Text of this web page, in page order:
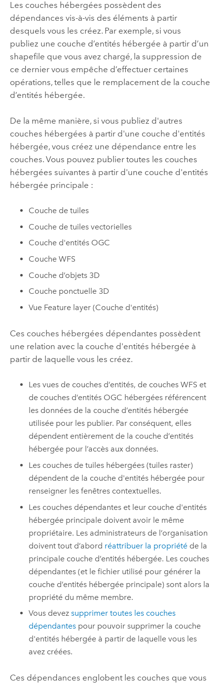
Les couches hébergées possèdent des
dépendances vis-à-vis des éléments à partir
desquels vous les créez. Par exemple, si vous
publiez une couche d’entités hébergée à partir d’un
shapefile que vous avez chargé, la suppression de
ce dernier vous empêche d’effectuer certaines
opérations, telles que le remplacement de la couche
d’entités hébergée.
De la même manière, si vous publiez d'autres
couches hébergées à partir d'une couche d'entités
hébergée, vous créez une dépendance entre les
couches. Vous pouvez publier toutes les couches
hébergées suivantes à partir d'une couche d'entités
hébergée principale :
Couche de tuiles
Couche de tuiles vectorielles
Couche d'entités OGC
Couche WFS
Couche d’objets 3D
Couche ponctuelle 3D
Vue Feature layer (Couche d'entités)
Ces couches hébergées dépendantes possèdent
une relation avec la couche d'entités hébergée à
partir de laquelle vous les créez.
Les vues de couches d’entités, de couches WFS et
de couches d’entités OGC hébergées référencent
les données de la couche d’entités hébergée
utilisée pour les publier. Par conséquent, elles
dépendent entièrement de la couche d’entités
hébergée pour l’accès aux données.
Les couches de tuiles hébergées (tuiles raster)
dépendent de la couche d'entités hébergée pour
renseigner les fenêtres contextuelles.
Les couches dépendantes et leur couche d'entités
hébergée principale doivent avoir le même
propriétaire. Les administrateurs de l’organisation
doivent tout d’abord réattribuer la propriété de la
principale couche d’entités hébergée. Les couches
dépendantes (et le fichier utilisé pour générer la
couche d’entités hébergée principale) sont alors la
propriété du même membre.
Vous devezsupprimer toutes les couches
dépendantes pour pouvoir supprimer la couche
d'entités hébergée à partir de laquelle vous les
avez créées.
Ces dépendances englobent les couches que vous